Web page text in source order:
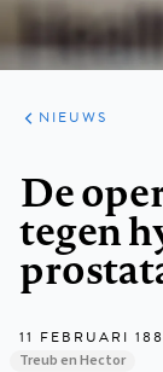
ARTIKELEN
HET
KORT
NIEUWS
De
tegen
11 FEBRUARI
Treub en Hector